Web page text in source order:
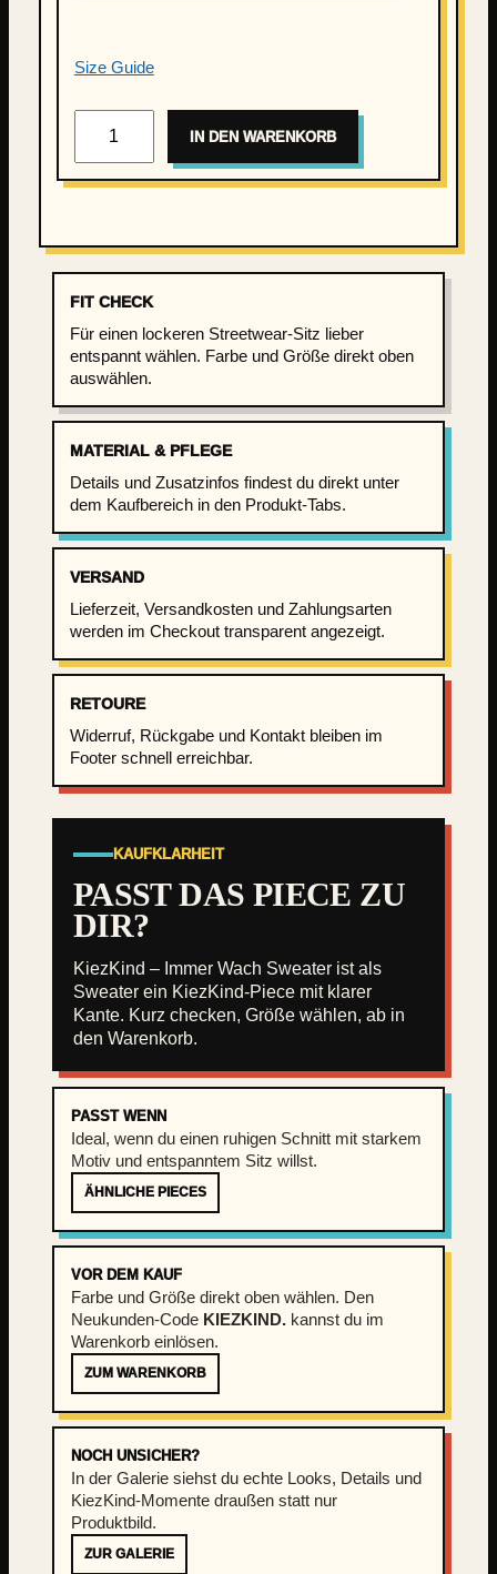
Size Guide
i
n
d
–
I
m
m
e
r
W
a
c
h
S
w
e
a
e
r
M
e
e
IN DEN WARENKORB
FIT CHECK
Für einen lockeren Streetwear-Sitz lieber
entspannt wählen. Farbe und Größe direkt oben
auswählen.
MATERIAL & PFLEGE
Details und Zusatzinfos findest du direkt unter
dem Kaufbereich in den Produkt-Tabs.
VERSAND
Lieferzeit, Versandkosten und Zahlungsarten
werden im Checkout transparent angezeigt.
RETOURE
Widerruf, Rückgabe und Kontakt bleiben im
Footer schnell erreichbar.
KAUFKLARHEIT
PASST DAS PIECE ZU
DIR?
KiezKind – Immer Wach Sweater ist als
Sweater ein KiezKind-Piece mit klarer
Kante. Kurz checken, Größe wählen, ab in
den Warenkorb.
PASST WENN
Ideal, wenn du einen ruhigen Schnitt mit starkem
Motiv und entspanntem Sitz willst.
ÄHNLICHE PIECES
VOR DEM KAUF
Farbe und Größe direkt oben wählen. Den
Neukunden-Code KIEZKIND.kannst du im
Warenkorb einlösen.
ZUM WARENKORB
NOCH UNSICHER?
In der Galerie siehst du echte Looks, Details und
KiezKind-Momente draußen statt nur
Produktbild.
ZUR GALERIE